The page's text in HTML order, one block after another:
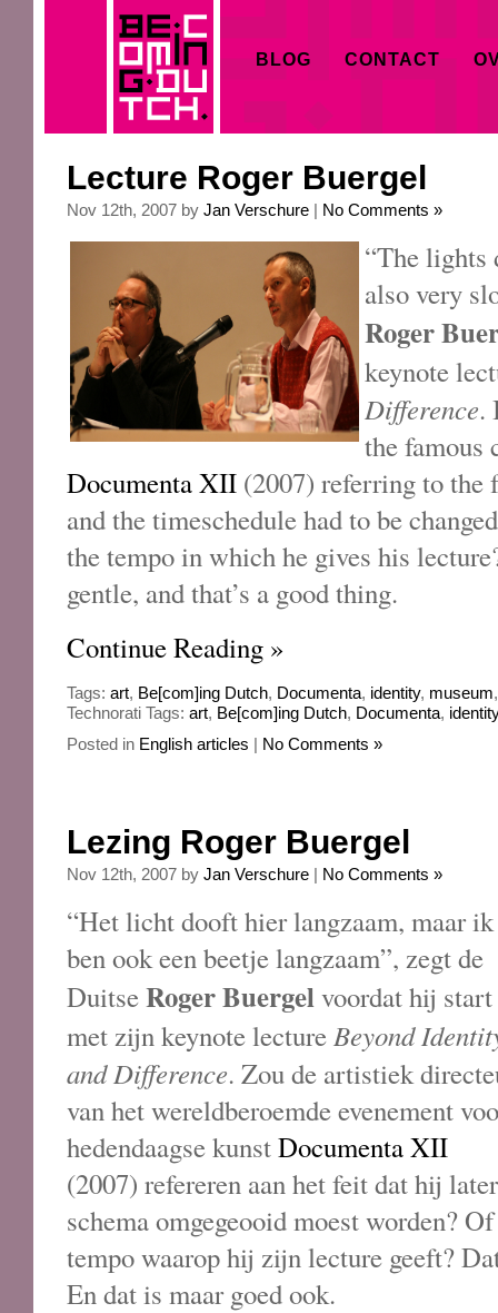
BLOG CONTACT
Lecture Roger Buergel
Nov 12th, 2007 by Jan Verschure | No Comments »
“The lights
also very
Roger
keynote
Difference.
the famous
Documenta XII (2007) referring to the
and the timeschedule had to be
the tempo in which he gives his
gentle, and that’s a good thing.
Continue Reading »
Tags: art, Be[com]ing Dutch, Documenta, identity, museum
Technorati Tags: art, Be[com]ing Dutch, Documenta, identity
Posted in English articles | No Comments »
Lezing Roger Buergel
Nov 12th, 2007 by Jan Verschure | No Comments »
“Het licht dooft hier langzaam, maar ik
ben ook een beetje langzaam”, zegt de
DuitseRoger Buergelvoordat hij start
met zijn keynote lectureBeyond
and Difference. Zou de artistiek
van het wereldberoemde evenement
hedendaagse kunstDocumenta XII
(2007) refereren aan het feit dat hij
schema omgegeooid moest worden?
tempo waarop hij zijn lecture geeft?
En dat is maar goed ook.